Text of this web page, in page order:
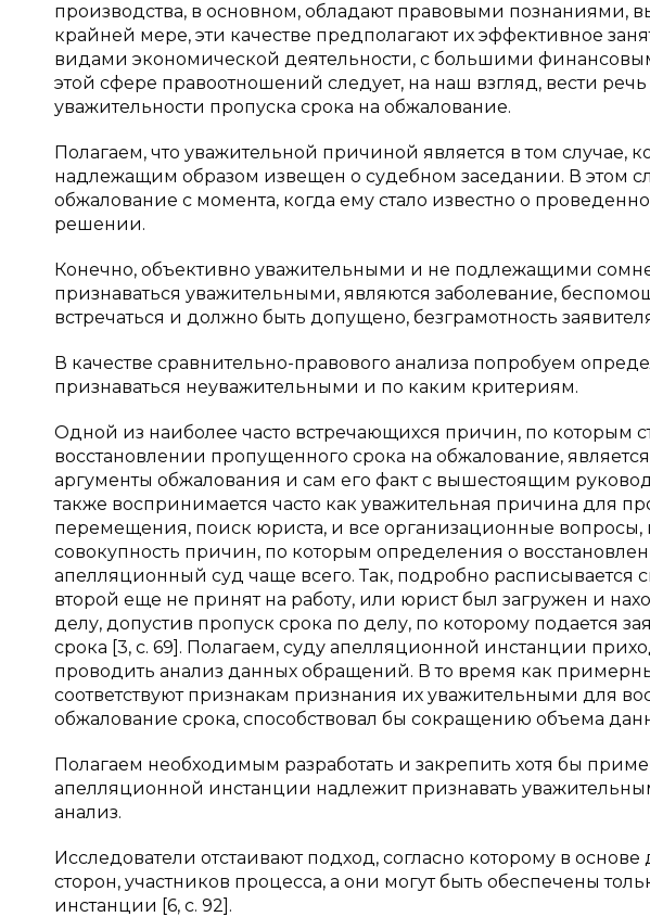
производства, в основном, обладают правовыми познаниями,
крайней мере, эти качестве предполагают их эффективное
видами экономической деятельности, с большими
этой сфере правоотношений следует, на наш взгляд, вести
уважительности пропуска срока на обжалование.
Полагаем, что уважительной причиной является в том случае,
надлежащим образом извещен о судебном заседании. В этом
обжалование с момента, когда ему стало известно о
решении.
Конечно, объективно уважительными и не подлежащими
признаваться уважительными, являются заболевание,
встречаться и должно быть допущено, безграмотность
В качестве сравнительно-правового анализа попробуем
признаваться неуважительными и по каким критериям.
Одной из наиболее часто встречающихся причин, по которым
восстановлении пропущенного срока на обжалование,
аргументы обжалования и сам его факт с вышестоящим
также воспринимается часто как уважительная причина для
перемещения, поиск юриста, и все организационные
совокупность причин, по которым определения о
апелляционный суд чаще всего. Так, подробно расписывается
второй еще не принят на работу, или юрист был загружен и
делу, допустив пропуск срока по делу, по которому подается
срока [3, с. 69]. Полагаем, суду апелляционной инстанции
проводить анализ данных обращений. В то время как
соответствуют признакам признания их уважительными для
обжалование срока, способствовал бы сокращению объема
Полагаем необходимым разработать и закрепить хотя бы
апелляционной инстанции надлежит признавать
анализ.
Исследователи отстаивают подход, согласно которому в
сторон, участников процесса, а они могут быть обеспечены
инстанции [6, с. 92].